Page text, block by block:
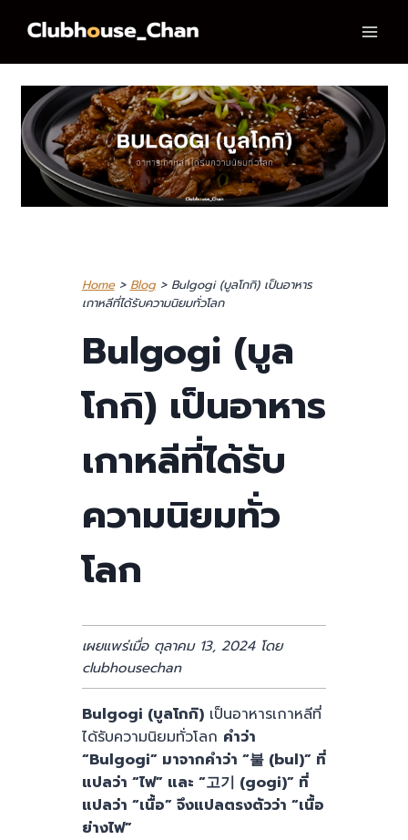
Home> Blog> Bulgogi (บูลโกกิ) เป็นอาหาร
เกาหลีที่ได้รับความนิยมทั่วโลก
Bulgogi (บูล
โกกิ) เป็นอาหาร
เกาหลีที่ได้รับ
ความนิยมทั่ว
โลก
เผยแพร่เมื่อ ตุลาคม 13, 2024 โดย
clubhousechan
Bulgogi (บูลโกกิ)เป็นอาหารเกาหลีที่
ได้รับความนิยมทั่วโลก คำว่า
“Bulgogi” มาจากคำว่า “불 (bul)” ที่
แปลว่า “ไฟ” และ “고기 (gogi)” ที่
แปลว่า “เนื้อ” จึงแปลตรงตัวว่า “เนื้อ
ย่างไฟ”